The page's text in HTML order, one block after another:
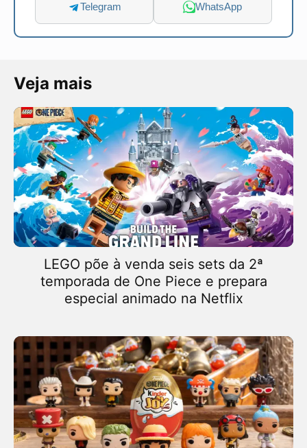
Telegram WhatsApp
Veja mais
LEGO põe à venda seis sets da 2ª
temporada de One Piece e prepara
especial animado na Netflix